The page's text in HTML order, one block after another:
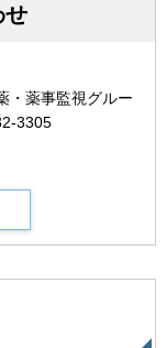
せ
・薬事監視グルー
3305